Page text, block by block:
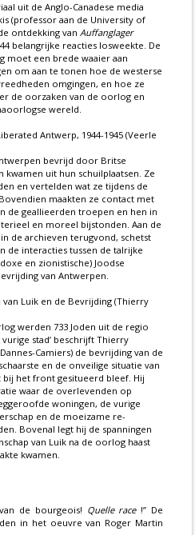
uit de Anglo-Canadese media
(professor aan de University of
ontdekking van Auffanglager
belangrijke reacties losweekte. De
moet een brede waaier aan
om aan te tonen hoe de westerse
omgingen, en hoe ze
de oorzaken van de oorlog en
wereld.
Antwerp, 1944-1945 (Veerle
bevrijd door Britse
uit hun schuilplaatsen. Ze
en vertelden wat ze tijdens de
maakten ze contact met
de geallieerden troepen en hen in
en moreel bijstonden. Aan de
de archieven terugvond, schetst
de interacties tussen de talrijke
en zionistische) Joodse
van Antwerpen.
van Luik en de Bevrijding (Thierry
werden 733 Joden uit de regio
stad’ beschrijft Thierry
Camiers) de bevrijding van de
en de onveilige situatie van
het front gesitueerd bleef. Hij
waar de overlevenden op
woningen, de vurige
en de moeizame re-
Bovenal legt hij de spanningen
van Luik na de oorlog haast
kwamen.
de bourgeois! Quelle race!” De
in het oeuvre van Roger Martin